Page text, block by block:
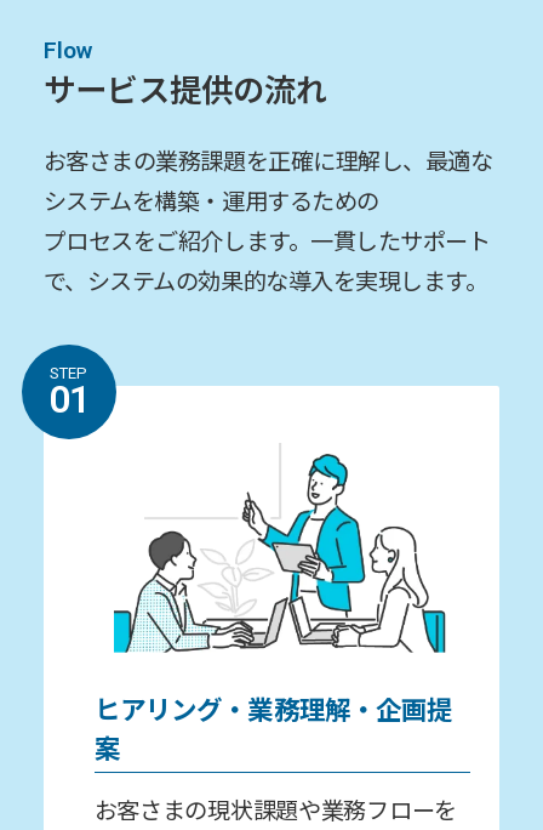
Flow
サービス提供の流れ
お客さまの業務課題を正確に理解し、最適な
システムを構築・運⽤するための
プロセスをご紹介します。⼀貫したサポート
で、システムの効果的な導入を実現します。
STEP
01
ヒアリング・業務理解・企画提
案
お客さまの現状課題や業務フローを